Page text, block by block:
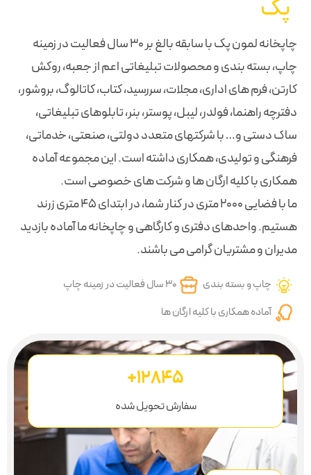
چاپخانه لمون پک با سابقه بالغ بر 30 سال فعالیت در زمینه
تبلیغاتی اعم از جعبه، روکش
سررسید، کتاب، کاتالوگ، بروشور،
پوستر، بنر، تابلوهای تبلیغاتی،
متعدد دولتی، صنعتی، خدماتی،
داشته است. این مجموعه آماده
ها و شرکت های خصوصی است.
ما با فضایی 2000 متری در کنار شما، در ابتدای 45 متری زرند
کارگاهی و چاپخانه ما آماده بازدید
می باشند.
30 سال فعالیت در زمینه چاپ
ارگان ها
۱۲۸۴۵+
سفارش تحویل شده